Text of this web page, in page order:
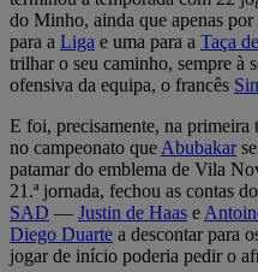
do Minho, ainda que apenas
para a Liga e uma para a Taça
trilhar o seu caminho, sempre à
ofensiva da equipa, o francês
E foi, precisamente, na
no campeonato que Abubakarse
patamar do emblema de Vila
21.ª jornada, fechou as contas
SAD — Justin de Haas e
Diego Duarte a descontar para
jogar de início poderia pedir o